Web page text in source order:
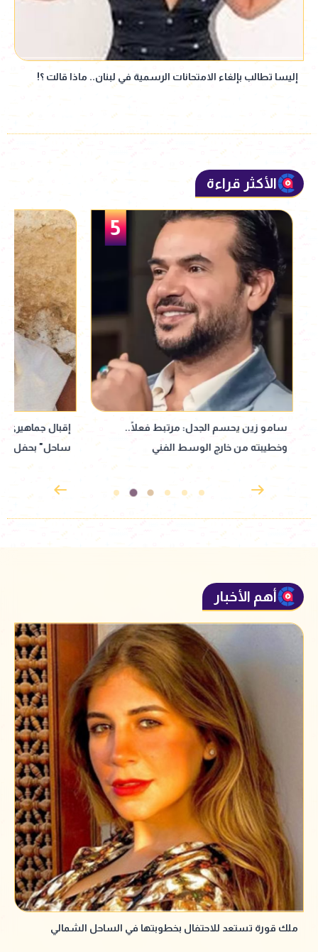
إليسا تطالب بإلغاء الامتحانات الرسمية في لبنان.. ماذا قالت ؟!
الأكثر قراءة
5
سامو زين يحسم الجدل: مرتبط فعلًا..
وخطيبته من خارج الوسط الفني
إقبال جماهيري
ساحل" بحفل
أهم الأخبار
ملك قورة تستعد للاحتفال بخطوبتها في الساحل الشمالي